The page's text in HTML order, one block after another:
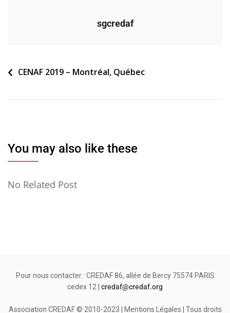
sgcredaf
Navigation
l’article
CENAF 2019 – Montréal, Québec
You may also like these
No Related Post
Pour nous contacter : CREDAF 86, allée de Bercy 75574 PARIS
cedex 12 | credaf@credaf.org
Association CREDAF © 2010-2023 | Mentions Légales | Tous droits